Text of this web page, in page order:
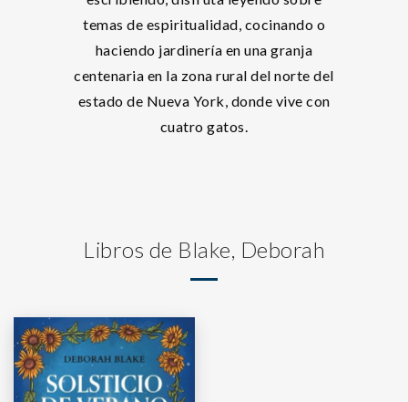
temas de espiritualidad, cocinando o
haciendo jardinería en una granja
centenaria en la zona rural del norte del
estado de Nueva York, donde vive con
cuatro gatos.
Libros de Blake, Deborah